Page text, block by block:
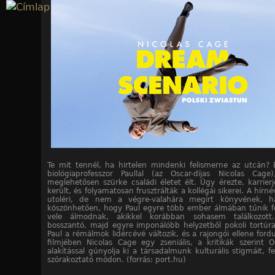
Jump to navigation
Te mit tennél, ha hirtelen mindenki felismerne az utcán?
biológiaprofesszor Paullal (az Oscar-díjas Nicolas
meglehetősen szürke családi életet élt. Úgy érezte,
került, és folyamatosan frusztrálták a kollégái sikerei. A
utoléri, de nem a végre-valahára megírt könyvének,
köszönhetően, hogy Paul egyre több ember álmában tűnik
vele álmodnak, akikkel korábban sohasem
bosszantó, majd egyre imponálóbb helyzetből pokoli
Paul a rémálmok lidércévé változik, és a rajongói ellene
filmjében Nicolas Cage egy zseniális, a kritikák szerint
alakítással gúnyolja ki a társadalmunk kulturális stigmáit,
szórakoztató módon. (forrás: port.hu)